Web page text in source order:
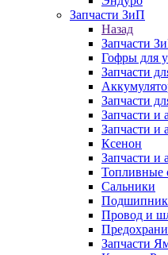
Запчасти ЗиП
Назад
Запчасти
Гофры для
Запчасти
Запчасти
Запчасти и
Запчасти и
Ксенон
Запчасти и
Топливные
Сальники
Провод и
Запчасти